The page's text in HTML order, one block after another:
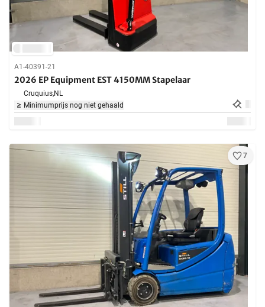
A1-40391-21
2026 EP Equipment EST 4150MM Stapelaar
Cruquius,NL
Minimumprijs nog niet gehaald
7